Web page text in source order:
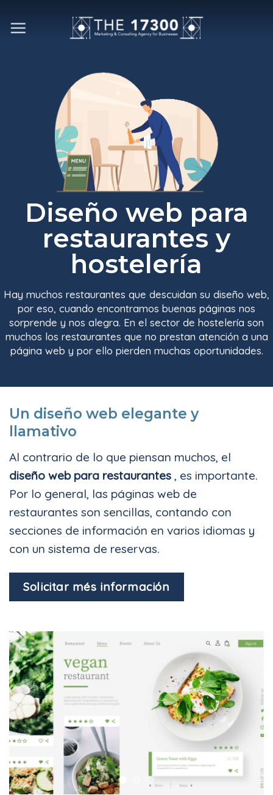
to
Diseño web para
restaurantes y
hostelería
Hay muchos restaurantes que descuidan su diseño web,
por eso, cuando encontramos buenas páginas nos
sorprende y nos alegra. En el sector de hostelería son
muchos los restaurantes que no prestan atención a una
página web y por ello pierden muchas oportunidades.
Un diseño web elegante y
llamativo
Al contrario de lo que piensan muchos, el
diseño web para restaurantes , es importante.
Por lo general, las páginas web de
restaurantes son sencillas, contando con
secciones de información en varios idiomas y
con un sistema de reservas.
Solicitar més información